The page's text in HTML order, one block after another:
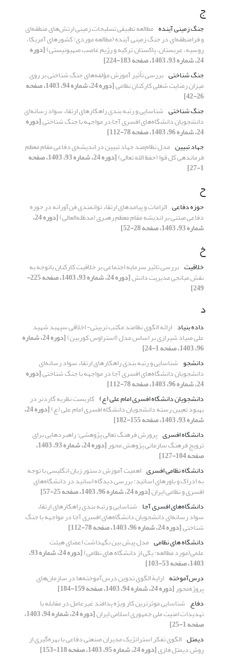
ج
جنگ زمینی آینده مطالعه تطبیقی تسلیحات زمینی ارتش‌های منطقه‌ای
و فرامنطقه‌ای در جنگ زمینی آینده (مطالعه موردی: کشورهای آمریکا،
روسیه، عربستان، پاکستان, ترکیه و رژیم غاصب صهیونیستی)[دوره
24، شماره 93، 1403، صفحه 183-224]
جنگ شناختی بررسی تأثیر آموزش مؤلفه‌های جنگ‌ شناختی بر روی
میزان رضایت شغلی کارکنان نظامی [دوره 24، شماره 94، 1403، صفحه
26-42]
جنگ شناختی شناسایی و رتبه بندی راهکارهای ارتقاء سواد رسانه‌ای
دانشجویان دانشگاه‌های افسری آجا در مواجهه با جنگ شناختی[دوره
24، شماره 96، 1403، صفحه 78-112]
جهاد تبیین مدل نظام‌مند جهاد تبیین در اندیشه‌ی دفاعی مقام معظم
فرماندهی کل قوا (حفظ الله تعالی) [دوره 24، شماره 93، 1403، صفحه
1-27]
ح
حوزه دفاعی الزامات و پیامدهای ارتقاء توانمندی فن‌آورانه در حوزه
دفاعی مبتنی بر اندیشه مقام معظم رهبری (مدظله‌العالی) [دوره 24،
شماره 93، 1403، صفحه 28-52]
خ
خلاقیت بررسی تاثیر سرمایه اجتماعی بر خلاقیت کارکنان باتوجه به
نقش میانجی مدیریت دانش [دوره 24، شماره 93، 1403، صفحه 225-
249]
د
داده بنیاد ارائه الگوی نظامند مکتب تربیتی- اخلاقی سپهبد شهید
علی صیاد شیرازی بر اساس مدل (استراوس کوربین) [دوره 24، شماره
96، 1403، صفحه 1-24]
دانشجو شناسایی و رتبه بندی راهکارهای ارتقاء سواد رسانه‌ای
دانشجویان دانشگاه‌های افسری آجا در مواجهه با جنگ شناختی[دوره
24، شماره 96، 1403، صفحه 78-112]
دانشجویان دانشگاه‌ افسری امام علی (ع) کاربست نظریه گاردنر در
بهبود تعیین رسته دانشجویان دانشگاه افسری امام علی‌ (ع) [دوره 24،
شماره 93، 1403، صفحه 155-182]
دانشگاه افسری پرورش فرهنگ تعالی پژوهشی: راهبردهایی برای
ترویج فرهنگ سازمانی پژوهش محور [دوره 24، شماره 93، 1403،
صفحه 104-127]
دانشگاه نظامی افسری اهمیت آموزش دستور زبان انگلیسی با توجه
به ادراک و باورهای اساتید: بررسی دیدگاه اساتید در دانشگاه‌های
افسری و نظامی ایران[دوره 24، شماره 96، 1403، صفحه 25-57]
دانشگاه‌های افسری آجا شناسایی و رتبه بندی راهکارهای ارتقاء
سواد رسانه‌ای دانشجویان دانشگاه‌های افسری آجا در مواجهه با جنگ
شناختی[دوره 24، شماره 96، 1403، صفحه 78-112]
دانشگاه های نظامی مدل پیش بین نگهداشت اعضای هیئت
علمی(مورد مطالعه: یکی از دانشگاه های نظامی) [دوره 24، شماره 93،
1403، صفحه 53-103]
درس‌آموخته ارایة الگوی تدوین درس‌آموخته‌ها در سازمان‌های
پروژه‌محور[دوره 24، شماره 94، 1403، صفحه 159-184]
دفاع شناسایی موثرترین کار ویژه‌ پدافند غیرعامل در مقابله با
تهدیدات امنیت ملی جمهوری اسلامی ایران [دوره 24، شماره 94، 1403،
صفحه 1-25]
دیمتل الگوی تفکر استراتژیک مدیران صنعتی دفاعی با بهره‌گیری از
روش دیمتل فازی[دوره 24، شماره 95، 1403، صفحه 118-153]